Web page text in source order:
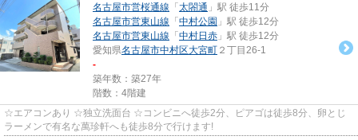
名古屋市営桜通線 「 太閤通 」駅 徒歩11分
名古屋市営東山線 「 中村公園 」駅 徒歩12分
名古屋市営東山線 「 中村日赤 」駅 徒歩12分
愛知県名古屋市中村区大宮町 ２丁目26-1
-
築年数：築27年
階数：4階建
☆エアコンあり ☆独立洗面台 ☆コンビニへ徒歩2分、ピアゴは徒歩8分、卵とじ
ラーメンで有名な萬珍軒へも徒歩8分で行けます!